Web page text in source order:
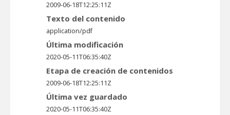
2009-06-18T12:25:11Z
Texto del contenido
application/pdf
Última modificación
2020-05-11T06:35:40Z
Etapa de creación de contenidos
2009-06-18T12:25:11Z
Última vez guardado
2020-05-11T06:35:40Z